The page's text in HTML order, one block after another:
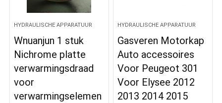
HYDRAULISCHE APPARATUUR
Wnuanjun 1 stuk
Nichrome platte
verwarmingsdraad
voor
verwarmingselemen
HYDRAULISCHE APPARATUUR
Gasveren Motorkap
Auto accessoires
Voor Peugeot 301
Voor Elysee 2012
2013 2014 2015